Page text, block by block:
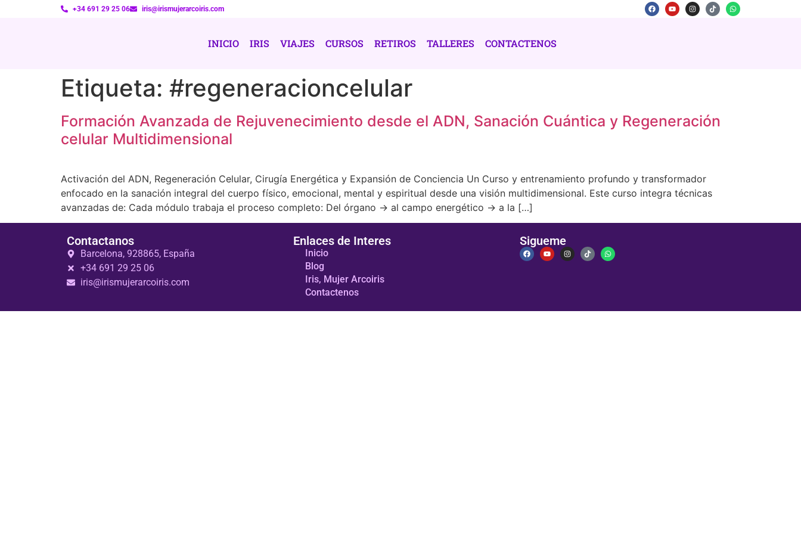
+34 691 29 25 06 iris@irismujerarcoiris.com
INICIO IRIS VIAJES CURSOS RETIROS TALLERES CONTACTENOS
Etiqueta: #regeneracioncelular
Formación Avanzada de Rejuvenecimiento desde el ADN, Sanación Cuántica y Regeneración
celular Multidimensional
Activación del ADN, Regeneración Celular, Cirugía Energética y Expansión de Conciencia Un Curso y entrenamiento profundo y transformador
enfocado en la sanación integral del cuerpo físico, emocional, mental y espiritual desde una visión multidimensional. Este curso integra técnicas
avanzadas de: Cada módulo trabaja el proceso completo: Del órgano → al campo energético → a la […]
Contactanos
Barcelona, 928865, España
+34 691 29 25 06
iris@irismujerarcoiris.com
Enlaces de Interes
Inicio
Blog
Iris, Mujer Arcoiris
Contactenos
Sigueme